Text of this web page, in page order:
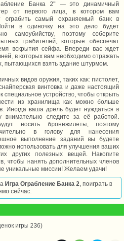
Банка 2" — это динамичный
от первого лица, в котором вам
ограбить самый охраняемый банк в
в одиночку на это дело будет
самоубийству, поэтому соберите
грабителей, которые обеспечат
вскрытия сейфа. Впереди вас ждет
в которых вам необходимо отражать
пытающихся взять здание штурмом.
видов оружия, таких как: пистолет,
винтовка и даже настоящий
специальное устройство, чтобы открыть
из хранилища как можно больше
Иногда ваша дрель будет нуждаться в
внимательно следите за её работой.
носить бронежилеты, поэтому
в голову для нанесения
выполнение заданий вы будете
использовать для улучшения ваших
других полезных вещей. Накопите
чтобы нанять дополнительных членов
уникальные миссии! Желаем удачи!
Игра Ограбление Банка 2, поиграть в
сейчас.
игры 236)